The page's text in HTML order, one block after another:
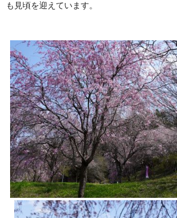
も見頃を迎えています。